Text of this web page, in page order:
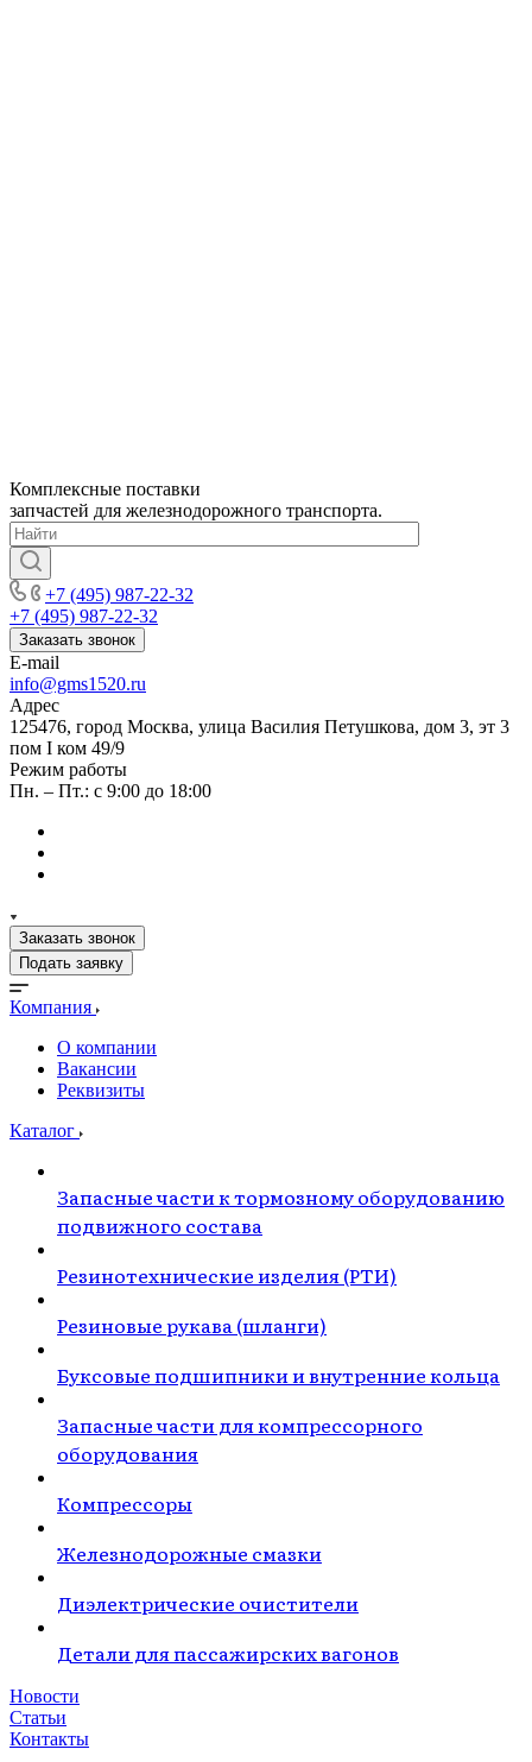
Комплексные поставки
запчастей для железнодорожного транспорта.
+7 (495) 987-22-32
+7 (495) 987-22-32
Заказать звонок
E-mail
info@gms1520.ru
Адрес
125476, город Москва, улица Василия Петушкова, дом 3, эт 3
пом I ком 49/9
Режим работы
Пн. – Пт.: с 9:00 до 18:00
Заказать звонок
Подать заявку
Компания
О компании
Вакансии
Реквизиты
Каталог
Запасные части к тормозному оборудованию
подвижного состава
Резинотехнические изделия (РТИ)
Резиновые рукава (шланги)
Буксовые подшипники и внутренние кольца
Запасные части для компрессорного
оборудования
Компрессоры
Железнодорожные смазки
Диэлектрические очистители
Детали для пассажирских вагонов
Новости
Статьи
Контакты